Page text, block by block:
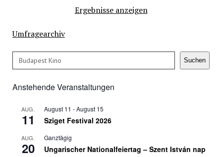
Ergebnisse anzeigen
Umfragearchiv
Suchen Suchen
Anstehende Veranstaltungen
AUG.
11
August 11 -August 15
Sziget Festival 2026
AUG.
20
Ganztägig
Ungarischer Nationalfeiertag – Szent István nap